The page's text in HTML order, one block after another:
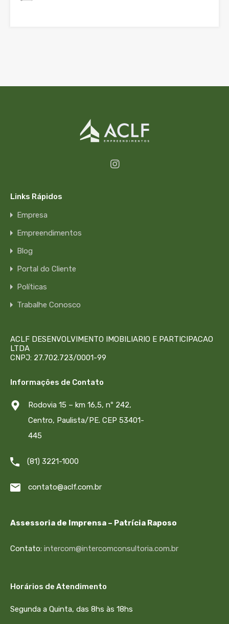
Links Rápidos
Empresa
Empreendimentos
Blog
Portal do Cliente
Políticas
Trabalhe Conosco
ACLF DESENVOLVIMENTO IMOBILIARIO E PARTICIPACAO
LTDA
CNPJ: 27.702.723/0001-99
Informações de Contato
Rodovia 15 – km 16,5, nº 242,
Centro, Paulista/PE. CEP 53401-
445
(81) 3221-1000
contato@aclf.com.br
Assessoria de Imprensa – Patrícia Raposo
Contato: intercom@intercomconsultoria.com.br
Horários de Atendimento
Segunda a Quinta, das 8hs às 18hs